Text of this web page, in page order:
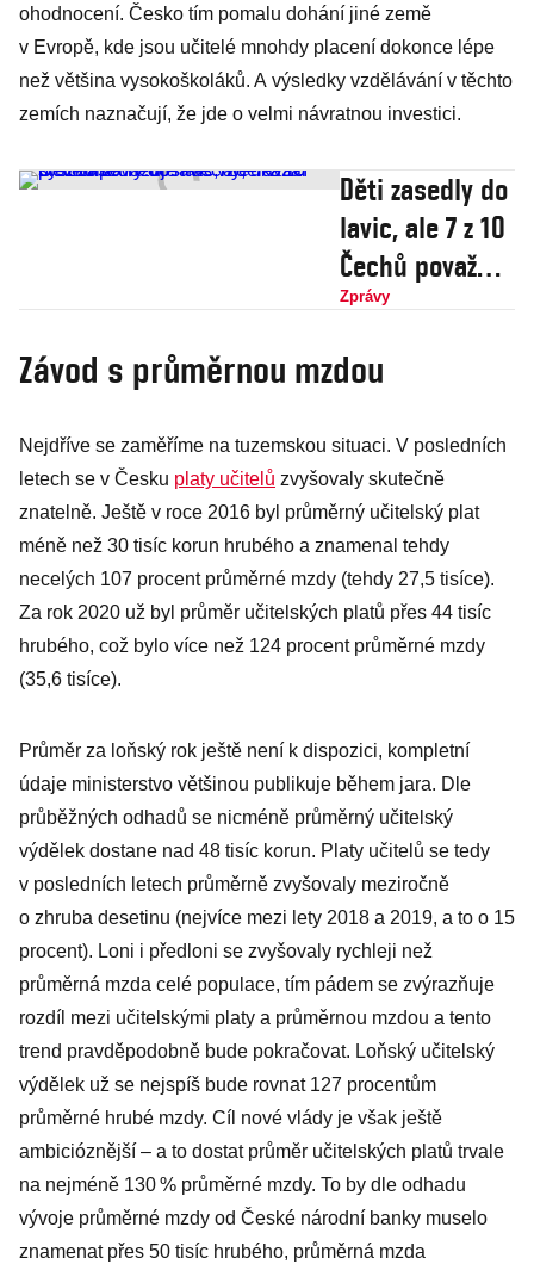
ohodnocení. Česko tím pomalu dohání jiné země
v Evropě, kde jsou učitelé mnohdy placení dokonce lépe
než většina vysokoškoláků. A výsledky vzdělávání v těchto
zemích naznačují, že jde o velmi návratnou investici.
Děti zasedly do
lavic, ale 7 z 10
Čechů považuje
náš vzdělávací
nedostatečný,
průzkum
Zprávy
Závod s průměrnou mzdou
Nejdříve se zaměříme na tuzemskou situaci. V posledních
letech se v Česku platy učitelů zvyšovaly skutečně
znatelně. Ještě v roce 2016 byl průměrný učitelský plat
méně než 30 tisíc korun hrubého a znamenal tehdy
necelých 107 procent průměrné mzdy (tehdy 27,5 tisíce).
Za rok 2020 už byl průměr učitelských platů přes 44 tisíc
hrubého, což bylo více než 124 procent průměrné mzdy
(35,6 tisíce).
Průměr za loňský rok ještě není k dispozici, kompletní
údaje ministerstvo většinou publikuje během jara. Dle
průběžných odhadů se nicméně průměrný učitelský
výdělek dostane nad 48 tisíc korun. Platy učitelů se tedy
v posledních letech průměrně zvyšovaly meziročně
o zhruba desetinu (nejvíce mezi lety 2018 a 2019, a to o 15
procent). Loni i předloni se zvyšovaly rychleji než
průměrná mzda celé populace, tím pádem se zvýrazňuje
rozdíl mezi učitelskými platy a průměrnou mzdou a tento
trend pravděpodobně bude pokračovat. Loňský učitelský
výdělek už se nejspíš bude rovnat 127 procentům
průměrné hrubé mzdy. Cíl nové vlády je však ještě
ambicióznější – a to dostat průměr učitelských platů trvale
na nejméně 130 % průměrné mzdy. To by dle odhadu
vývoje průměrné mzdy od České národní banky muselo
znamenat přes 50 tisíc hrubého, průměrná mzda